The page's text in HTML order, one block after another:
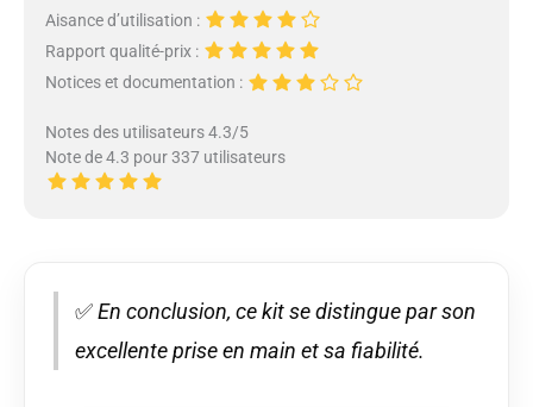
Aisance d’utilisation :
Rapport qualité-prix :
Notices et documentation :
Notes des utilisateurs 4.3/5
Note de 4.3 pour 337 utilisateurs
✅En conclusion, ce kit se distingue par son
excellente prise en main et sa fiabilité.